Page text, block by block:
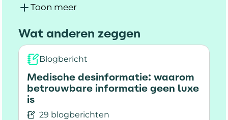
beantwoordde vragen. Er kwamen veel
Toon meer
Wat anderen zeggen
Blogbericht
Medische desinformatie: waarom
betrouwbare informatie geen luxe
is
29 blogberichten